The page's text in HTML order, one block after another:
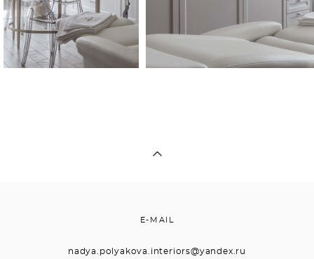
E-MAIL
nadya.polyakova.interiors@yandex.ru